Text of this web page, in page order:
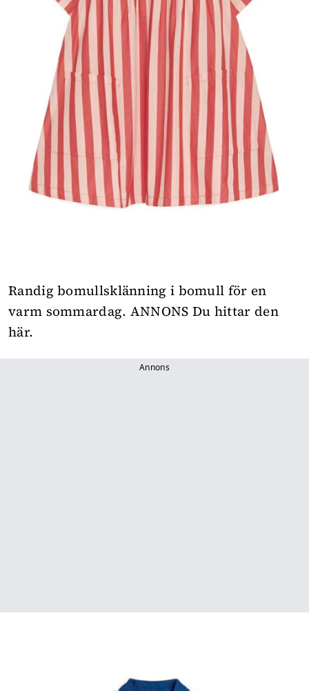
Randig bomullsklänning i bomull för en
varm sommardag. ANNONS Du hittar den
här.
Annons